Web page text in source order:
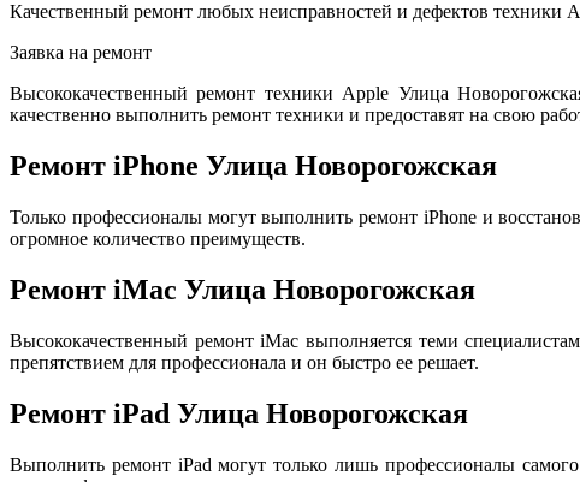
Качественный ремонт любых неисправностей и дефектов техники
Заявка на ремонт
Высококачественный ремонт техники Apple Улица
качественно выполнить ремонт техники и предоставят на свою
Ремонт iPhone Улица Новорогожская
Только профессионалы могут выполнить ремонт iPhone и
огромное количество преимуществ.
Ремонт iMac Улица Новорогожская
Высококачественный ремонт iMac выполняется теми
препятствием для профессионала и он быстро ее решает.
Ремонт iPad Улица Новорогожская
Выполнить ремонт iPad могут только лишь профессионалы